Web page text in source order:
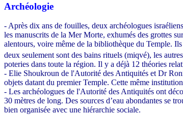
Archéologie
- Après dix ans de fouilles, deux archéologues
les manuscrits de la Mer Morte, exhumés des grottes
alentours, voire même de la bibliothèque du Temple.
deux seulement sont des bains rituels (miqvé), les
poteries dans toute la région. Il y a déjà 12 théories
- Elie Shoukroun de l'Autorité des Antiquités et Dr
objets datant du premier Temple. Cette même
- Les archéologues de l'Autorité des Antiquités ont
30 mètres de long. Des sources d’eau abondantes se
bien organisée avec une hiérarchie sociale.